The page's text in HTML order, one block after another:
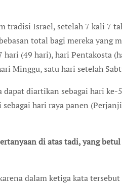
tradisi Israel, setelah 7 kali 7
total bagi mereka yang
(49 hari), hari Pentakosta
Minggu, satu hari setelah
dapat diartikan sebagai hari
sebagai hari raya panen
dalam ketiga kata